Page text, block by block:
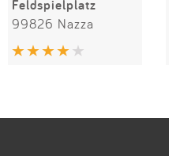
Feldspielplatz
99826 Nazza